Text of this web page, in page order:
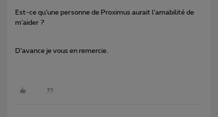
Est-ce qu’une personne de Proximus aurait l’amabilité de
m’aider ?
D’avance je vous en remercie.